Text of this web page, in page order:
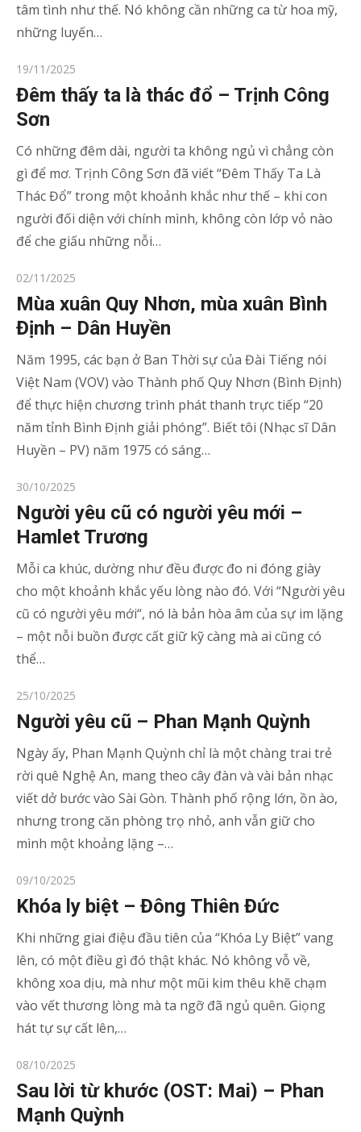
tâm tình như thế. Nó không cần những ca từ hoa mỹ,
những luyến…
Posted
on
19/11/2025
Đêm thấy ta là thác đổ – Trịnh Công
Sơn
Có những đêm dài, người ta không ngủ vì chẳng còn
gì để mơ. Trịnh Công Sơn đã viết “Đêm Thấy Ta Là
Thác Đổ” trong một khoảnh khắc như thế – khi con
người đối diện với chính mình, không còn lớp vỏ nào
để che giấu những nỗi…
Posted
on
02/11/2025
Mùa xuân Quy Nhơn, mùa xuân Bình
Định – Dân Huyền
Năm 1995, các bạn ở Ban Thời sự của Đài Tiếng nói
Việt Nam (VOV) vào Thành phố Quy Nhơn (Bình Định)
để thực hiện chương trình phát thanh trực tiếp “20
năm tỉnh Bình Định giải phóng”. Biết tôi (Nhạc sĩ Dân
Huyền – PV) năm 1975 có sáng…
Posted
on
30/10/2025
Người yêu cũ có người yêu mới –
Hamlet Trương
Mỗi ca khúc, dường như đều được đo ni đóng giày
cho một khoảnh khắc yếu lòng nào đó. Với “Người yêu
cũ có người yêu mới“, nó là bản hòa âm của sự im lặng
– một nỗi buồn được cất giữ kỹ càng mà ai cũng có
thể…
Posted
on
25/10/2025
Người yêu cũ – Phan Mạnh Quỳnh
Ngày ấy, Phan Mạnh Quỳnh chỉ là một chàng trai trẻ
rời quê Nghệ An, mang theo cây đàn và vài bản nhạc
viết dở bước vào Sài Gòn. Thành phố rộng lớn, ồn ào,
nhưng trong căn phòng trọ nhỏ, anh vẫn giữ cho
mình một khoảng lặng –…
Posted
on
09/10/2025
Khóa ly biệt – Đông Thiên Đức
Khi những giai điệu đầu tiên của “Khóa Ly Biệt” vang
lên, có một điều gì đó thật khác. Nó không vỗ về,
không xoa dịu, mà như một mũi kim thêu khẽ chạm
vào vết thương lòng mà ta ngỡ đã ngủ quên. Giọng
hát tự sự cất lên,…
Posted
on
08/10/2025
Sau lời từ khước (OST: Mai) – Phan
Mạnh Quỳnh